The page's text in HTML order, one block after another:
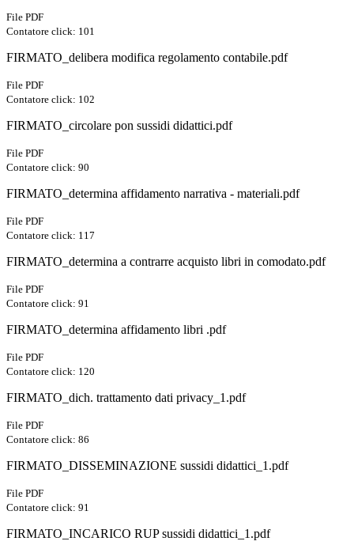
File PDF
Contatore click: 101
FIRMATO_delibera modifica regolamento contabile.pdf
File PDF
Contatore click: 102
FIRMATO_circolare pon sussidi didattici.pdf
File PDF
Contatore click: 90
FIRMATO_determina affidamento narrativa - materiali.pdf
File PDF
Contatore click: 117
FIRMATO_determina a contrarre acquisto libri in comodato.pdf
File PDF
Contatore click: 91
FIRMATO_determina affidamento libri .pdf
File PDF
Contatore click: 120
FIRMATO_dich. trattamento dati privacy_1.pdf
File PDF
Contatore click: 86
FIRMATO_DISSEMINAZIONE sussidi didattici_1.pdf
File PDF
Contatore click: 91
FIRMATO_INCARICO RUP sussidi didattici_1.pdf